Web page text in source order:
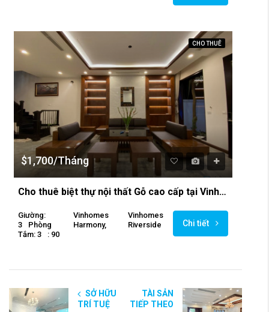
CHO THUÊ
$1,700/Tháng
Cho thuê biệt thự nội thất Gỗ cao cấp tại Vinhomes The Harmony
Giường:
3
Phòng
Tắm: 3
: 90
Vinhomes
Harmony,
Vinhomes
Riverside
Chi tiết
SỞ HỮU
TRÍ TUỆ
TÀI SẢN
TIẾP THEO